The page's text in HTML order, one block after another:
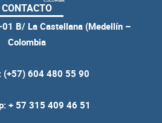
CONTACTO
B/ La Castellana (Medellín –
Colombia
(+57) 604 480 55 90
+ 57 315 409 46 51